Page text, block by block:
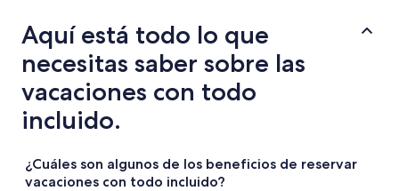
Aquí está todo lo que
necesitas saber sobre las
vacaciones con todo
incluido.
¿Cuáles son algunos de los beneficios de reservar
vacaciones con todo incluido?